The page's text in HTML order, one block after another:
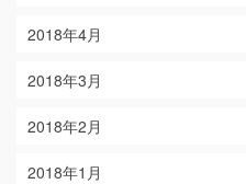
2018年4月
2018年3月
2018年2月
2018年1月